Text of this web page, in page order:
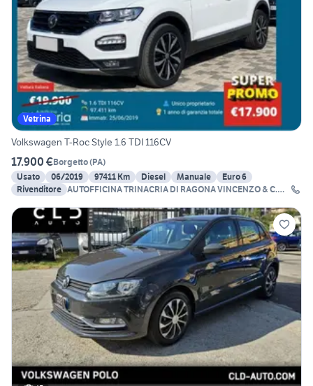
Vetrina
Volkswagen T-Roc Style 1.6 TDI 116CV
17.900 €Borgetto(PA)
Usato
06/2019 97411 Km Diesel Manuale
Euro 6
Rivenditore AUTOFFICINA TRINACRIA DI RAGONA VINCENZO & C.